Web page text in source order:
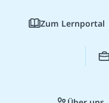
Zum Lernportal